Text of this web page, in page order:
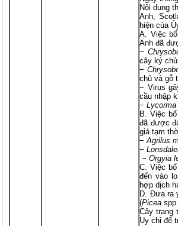
Nội dung
Anh,
hiện của
A. Việc
Anh đã
−
cây ký
−
chủ và gỗ
− Virus
cầu nhập
−
B. Việc
đã được
giá tạm
−Agrilus
−
− Orgyia
C. Việc
đến vào
hợp dịch
D. Đưa ra
(Picea
Cây trang
Uy chỉ để